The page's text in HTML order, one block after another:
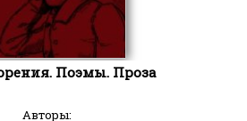
Поэмы. Проза
Авторы: